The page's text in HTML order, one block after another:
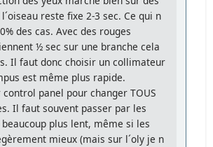
reste fixe 2-3 sec. Ce qui n
des cas. Avec des rouges
½ sec sur une branche cela
Il faut donc choisir un collimateur
est même plus rapide.
control panel pour changer TOUS
Il faut souvent passer par les
beaucoup plus lent, même si les
mieux (mais sur l´oly je n